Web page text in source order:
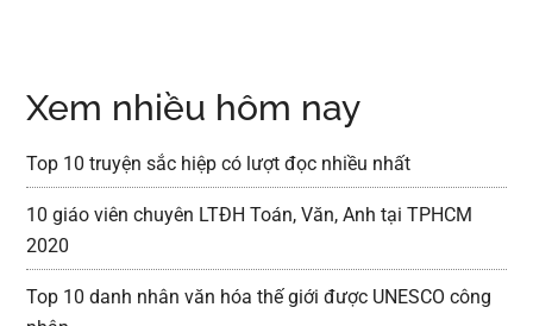
Xem nhiều hôm nay
Top 10 truyện sắc hiệp có lượt đọc nhiều nhất
10 giáo viên chuyên LTĐH Toán, Văn, Anh tại TPHCM
2020
Top 10 danh nhân văn hóa thế giới được UNESCO công